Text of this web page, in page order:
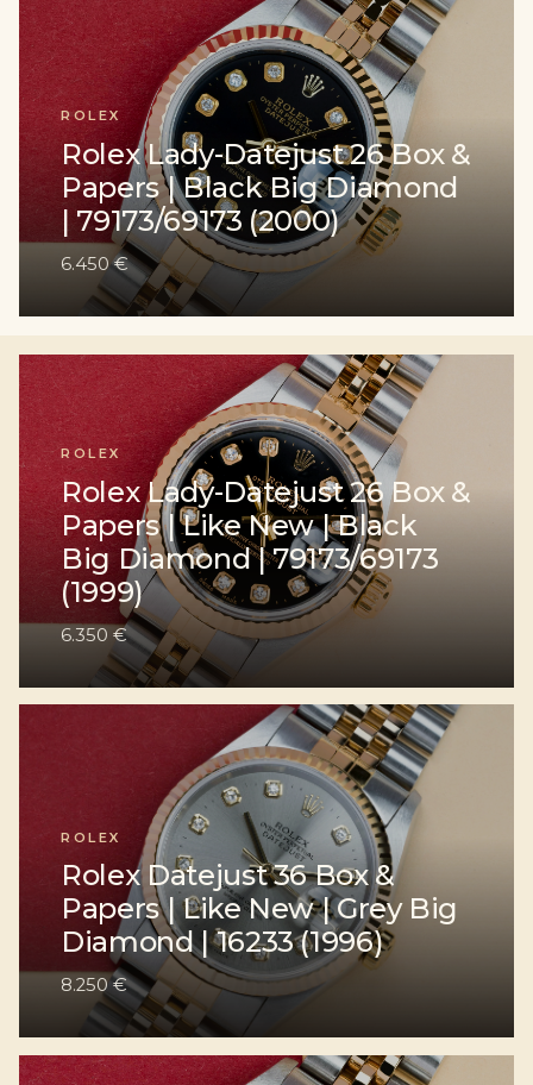
ROLEX
Rolex Lady-Datejust 26 Box &
Papers | Black Big Diamond
| 79173/69173 (2000)
6.450 €
ROLEX
Rolex Lady-Datejust 26 Box &
Papers | Like New | Black
Big Diamond | 79173/69173
(1999)
6.350 €
ROLEX
Rolex Datejust 36 Box &
Papers | Like New | Grey Big
Diamond | 16233 (1996)
8.250 €